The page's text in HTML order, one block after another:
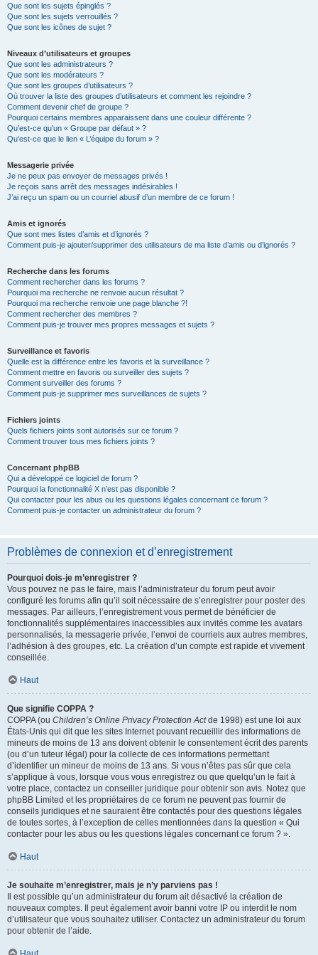
Que sont les sujets épinglés ?
Que sont les sujets verrouillés ?
Que sont les icônes de sujet ?
Niveaux d’utilisateurs et groupes
Que sont les administrateurs ?
Que sont les modérateurs ?
Que sont les groupes d’utilisateurs ?
Où trouver la liste des groupes d’utilisateurs et comment les rejoindre ?
Comment devenir chef de groupe ?
Pourquoi certains membres apparaissent dans une couleur différente ?
Qu’est-ce qu’un « Groupe par défaut » ?
Qu’est-ce que le lien « L’équipe du forum » ?
Messagerie privée
Je ne peux pas envoyer de messages privés !
Je reçois sans arrêt des messages indésirables !
J’ai reçu un spam ou un courriel abusif d’un membre de ce forum !
Amis et ignorés
Que sont mes listes d’amis et d’ignorés ?
Comment puis-je ajouter/supprimer des utilisateurs de ma liste d’amis ou d’ignorés ?
Recherche dans les forums
Comment rechercher dans les forums ?
Pourquoi ma recherche ne renvoie aucun résultat ?
Pourquoi ma recherche renvoie une page blanche ?!
Comment rechercher des membres ?
Comment puis-je trouver mes propres messages et sujets ?
Surveillance et favoris
Quelle est la différence entre les favoris et la surveillance ?
Comment mettre en favoris ou surveiller des sujets ?
Comment surveiller des forums ?
Comment puis-je supprimer mes surveillances de sujets ?
Fichiers joints
Quels fichiers joints sont autorisés sur ce forum ?
Comment trouver tous mes fichiers joints ?
Concernant phpBB
Qui a développé ce logiciel de forum ?
Pourquoi la fonctionnalité X n’est pas disponible ?
Qui contacter pour les abus ou les questions légales concernant ce forum ?
Comment puis-je contacter un administrateur du forum ?
Problèmes de connexion et d’enregistrement
Pourquoi dois-je m’enregistrer ?
Vous pouvez ne pas le faire, mais l’administrateur du forum peut avoir
configuré les forums afin qu’il soit nécessaire de s’enregistrer pour poster des
messages. Par ailleurs, l’enregistrement vous permet de bénéficier de
fonctionnalités supplémentaires inaccessibles aux invités comme les avatars
personnalisés, la messagerie privée, l’envoi de courriels aux autres membres,
l’adhésion à des groupes, etc. La création d’un compte est rapide et vivement
conseillée.
Haut
Que signifie COPPA ?
COPPA (ou Children’s Online Privacy Protection Actde 1998) est une loi aux
États-Unis qui dit que les sites Internet pouvant recueillir des informations de
mineurs de moins de 13 ans doivent obtenir le consentement écrit des parents
(ou d’un tuteur légal) pour la collecte de ces informations permettant
d’identifier un mineur de moins de 13 ans. Si vous n’êtes pas sûr que cela
s’applique à vous, lorsque vous vous enregistrez ou que quelqu’un le fait à
votre place, contactez un conseiller juridique pour obtenir son avis. Notez que
phpBB Limited et les propriétaires de ce forum ne peuvent pas fournir de
conseils juridiques et ne sauraient être contactés pour des questions légales
de toutes sortes, à l’exception de celles mentionnées dans la question « Qui
contacter pour les abus ou les questions légales concernant ce forum ? ».
Haut
Je souhaite m’enregistrer, mais je n’y parviens pas !
Il est possible qu’un administrateur du forum ait désactivé la création de
nouveaux comptes. Il peut également avoir banni votre IP ou interdit le nom
d’utilisateur que vous souhaitez utiliser. Contactez un administrateur du forum
pour obtenir de l’aide.